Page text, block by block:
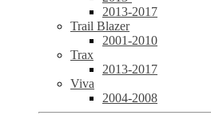
2013-2017
Trail Blazer
2001-2010
Trax
2013-2017
Viva
2004-2008